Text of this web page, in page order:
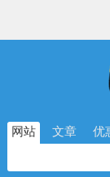
网站 文章 优